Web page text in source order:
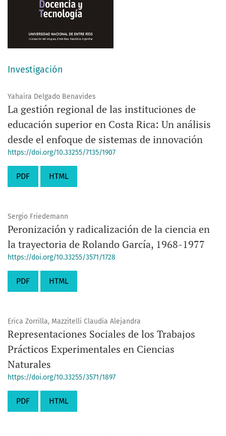
Investigación
Yahaira Delgado Benavides
La gestión regional de las instituciones de
educación superior en Costa Rica: Un análisis
desde el enfoque de sistemas de innovación
https://doi.org/10.33255/7135/1907
PDF HTML
Sergio Friedemann
Peronización y radicalización de la ciencia en
la trayectoria de Rolando García, 1968-1977
https://doi.org/10.33255/3571/1728
PDF HTML
Erica Zorrilla, Mazzitelli Claudia Alejandra
Representaciones Sociales de los Trabajos
Prácticos Experimentales en Ciencias
Naturales
https://doi.org/10.33255/3571/1897
PDF HTML